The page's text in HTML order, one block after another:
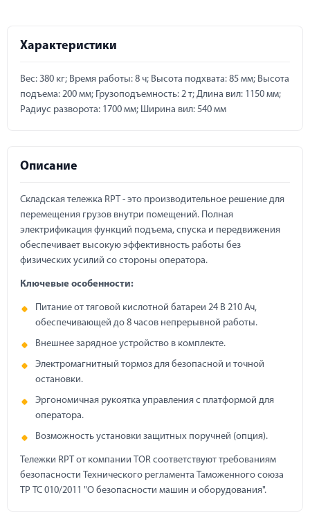
Характеристики
Вес: 380 кг; Время работы: 8 ч; Высота подхвата: 85 мм; Высота
подъема: 200 мм; Грузоподъемность: 2 т; Длина вил: 1150 мм;
Радиус разворота: 1700 мм; Ширина вил: 540 мм
Описание
Складская тележка RPT - это производительное решение для
перемещения грузов внутри помещений. Полная
электрификация функций подъема, спуска и передвижения
обеспечивает высокую эффективность работы без
физических усилий со стороны оператора.
Ключевые особенности:
Питание от тяговой кислотной батареи 24 В 210 Ач,
обеспечивающей до 8 часов непрерывной работы.
Внешнее зарядное устройство в комплекте.
Электромагнитный тормоз для безопасной и точной
остановки.
Эргономичная рукоятка управления с платформой для
оператора.
Возможность установки защитных поручней (опция).
Тележки RPT от компании TOR соответствуют требованиям
безопасности Технического регламента Таможенного союза
ТР ТС 010/2011 "О безопасности машин и оборудования".